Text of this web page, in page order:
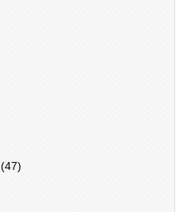
(47)